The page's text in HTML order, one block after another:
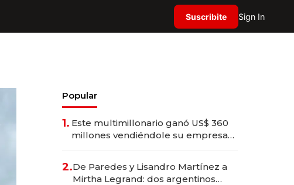
Suscribite Sign In
Popular
1. Este multimillonario ganó US$ 360
millones vendiéndole su empresa
2.De Paredes y Lisandro Martínez a
Mirtha Legrand: dos argentinos